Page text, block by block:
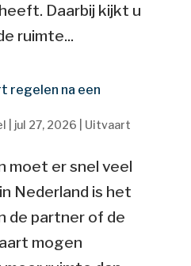
Daarbij kijkt u
ruimte...
regelen na een
jul 27, 2026 Uitvaart
moet er snel veel
Nederland is het
de partner of de
mogen